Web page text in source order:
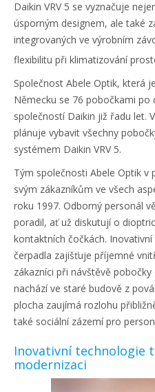
Daikin VRV 5 se vyznačuje
úsporným designem, ale také
integrovaných ve výrobním
flexibilitu při klimatizování
Společnost Abele Optik, která
Německu se 76 pobočkami po
společností Daikin již řadu let.
plánuje vybavit všechny
systémem Daikin VRV 5.
Tým společnosti Abele Optik v
svým zákazníkům ve všech
roku 1997. Odborný personál
poradil, ať už diskutují o
kontaktních čočkách.
čerpadla zajišťuje příjemné
zákazníci při návštěvě
nachází ve staré budově z
plocha zaujímá rozlohu
také sociální zázemí pro
Inovativní technologie
modernizaci